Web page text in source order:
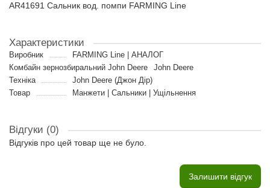
AR41691 Сальник вод. помпи FARMING Line
Характеристики
Виробник
FARMING Line | АНАЛОГ
Комбайн зернозбиральний John Deere
John Deere
Техніка
John Deere (Джон Дір)
Товар
Манжети | Сальники | Ущільнення
Відгуки (0)
Відгуків про цей товар ще не було.
Залишити відгук